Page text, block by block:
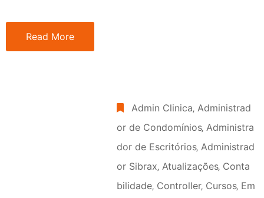
Read More
Admin Clinica‚ Administrad
or de Condomínios‚ Administra
dor de Escritórios‚ Administrad
or Sibrax‚ Atualizações‚ Conta
bilidade‚ Controller‚ Cursos‚ Em